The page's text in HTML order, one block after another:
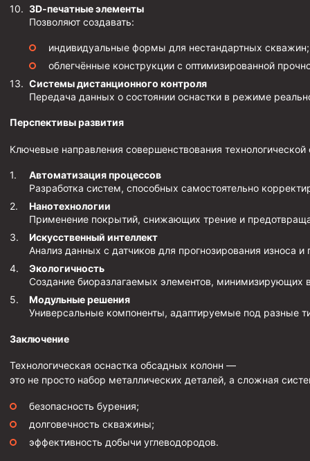
3D‑печатные элементы
Позволяют создавать:
индивидуальные формы для нестандартных скважин;
облегчённые конструкции с оптимизированной
Системы дистанционного контроля
Передача данных о состоянии оснастки в режиме
Перспективы развития
Ключевые направления совершенствования технологической
Автоматизация процессов
Разработка систем, способных самостоятельно
Нанотехнологии
Применение покрытий, снижающих трение и
Искусственный интеллект
Анализ данных с датчиков для прогнозирования износа
Экологичность
Создание биоразлагаемых элементов,
Модульные решения
Универсальные компоненты, адаптируемые под разные
Заключение
Технологическая оснастка обсадных колонн —
это не просто набор металлических деталей, а сложная
безопасность бурения;
долговечность скважины;
эффективность добычи углеводородов.